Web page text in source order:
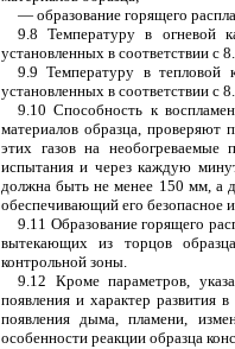
— образование горящего
9.8 Температуру в огневой
установленных в соответствии с
9.9 Температуру в тепловой
установленных в соответствии с
9.10 Способность к
материалов образца, проверяют
этих газов на
испытания и через каждую
должна быть не менее 150 мм, а
обеспечивающий его безопасное
9.11 Образование горящего
вытекающих из торцов
контрольной зоны.
9.12 Кроме параметров,
появления и характер развития
появления дыма, пламени,
особенности реакции образца